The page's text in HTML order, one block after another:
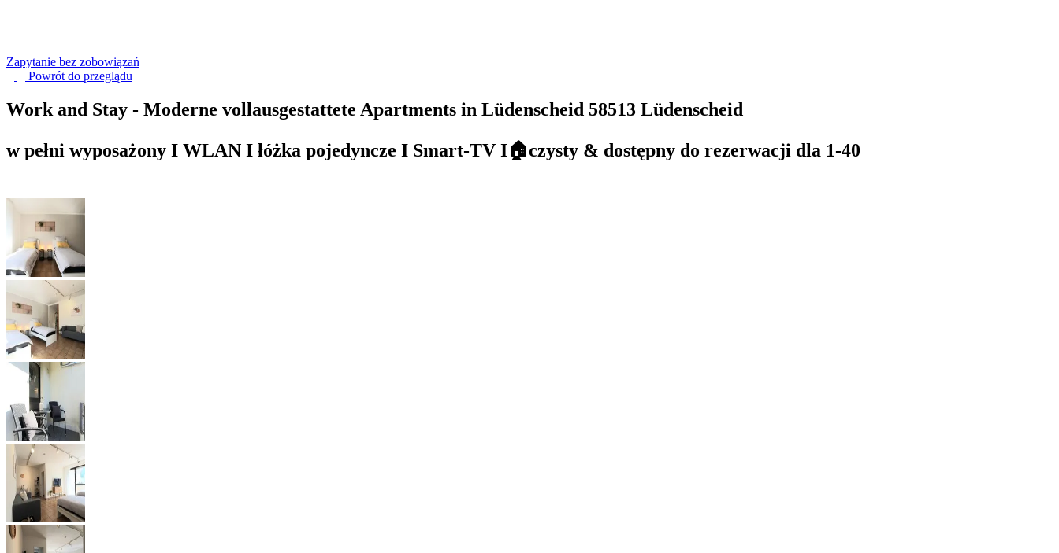
Zapytanie bez zobowiązań
Powrót do przeglądu
Work and Stay - Moderne vollausgestattete Apartments in Lüdenscheid 58513 Lüdenscheid
w pełni wyposażony I WLAN I łóżka pojedyncze I Smart-TV I🏠czysty & dostępny do rezerwacji dla 1-40